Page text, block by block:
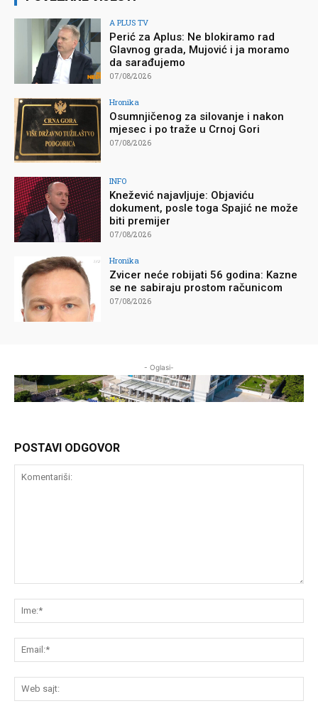
A PLUS TV
Perić za Aplus: Ne blokiramo rad
Glavnog grada, Mujović i ja moramo
da sarađujemo
07/08/2026
Hronika
Osumnjičenog za silovanje i nakon
mjesec i po traže u Crnoj Gori
07/08/2026
INFO
Knežević najavljuje: Objaviću
dokument, posle toga Spajić ne može
biti premijer
07/08/2026
Hronika
Zvicer neće robijati 56 godina: Kazne
se ne sabiraju prostom računicom
07/08/2026
- Oglasi-
POSTAVI ODGOVOR